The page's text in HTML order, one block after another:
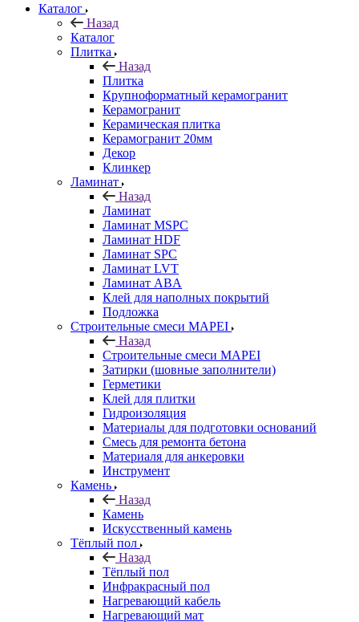
Каталог
Назад
Каталог
Плитка
Назад
Плитка
Крупноформатный керамогранит
Керамогранит
Керамическая плитка
Керамогранит 20мм
Декор
Клинкер
Ламинат
Назад
Ламинат
Ламинат MSPC
Ламинат HDF
Ламинат SPC
Ламинат LVT
Ламинат ABA
Клей для наполных покрытий
Подложка
Строительные смеси MAPEI
Назад
Строительные смеси MAPEI
Затирки (шовные заполнители)
Герметики
Клей для плитки
Гидроизоляция
Материалы для подготовки оснований
Смесь для ремонта бетона
Материаля для анкеровки
Инструмент
Камень
Назад
Камень
Искусственный камень
Тёплый пол
Назад
Тёплый пол
Инфракрасный пол
Нагревающий кабель
Нагревающий мат